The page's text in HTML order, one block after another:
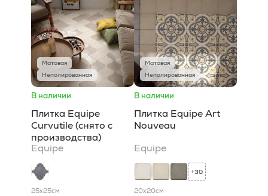
Матовая
Неполированная
В наличии
Плитка Equipe
Curvutile (снято с
производства)
Equipe
25x25см
Матовая
Неполированная
В наличии
Плитка Equipe Art
Nouveau
Equipe
+30
20x20см